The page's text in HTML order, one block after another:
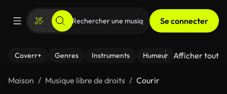
Se connecter
Coverr+ Genres Instruments Humeur Afficher tout
Maison Musique libre de droits Courir